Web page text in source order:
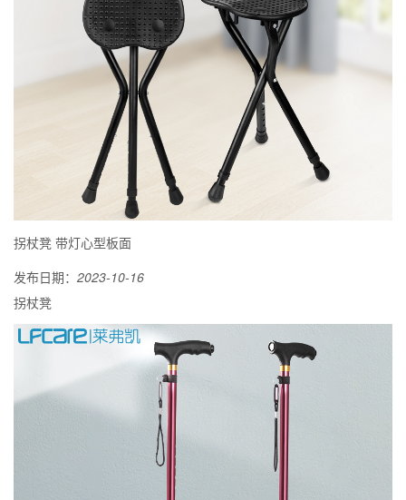
拐杖凳 带灯心型板面
发布日期： 2023-10-16
拐杖凳